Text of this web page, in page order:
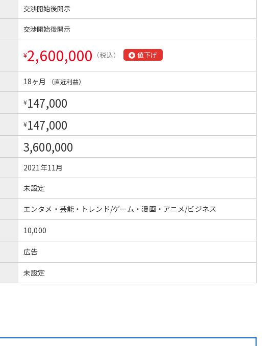
交渉開始後開示
交渉開始後開示
¥2,600,000 （税込） 値下げ
18ヶ月 （直近利益）
¥147,000
¥147,000
3,600,000
2021年11月
未設定
エンタメ・芸能・トレンド/ゲーム・漫画・アニメ/ビジネス
10,000
広告
未設定